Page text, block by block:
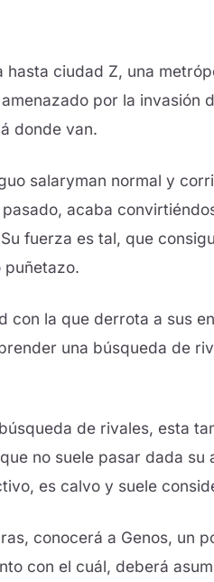
hasta ciudad Z, una
por la invasión
donde van.
salaryman normal y
acaba
fuerza es tal, que
puñetazo.
con la que derrota a sus
una búsqueda de
de rivales, esta
no suele pasar dada su
es calvo y suele
conocerá a Genos, un
con el cuál, deberá